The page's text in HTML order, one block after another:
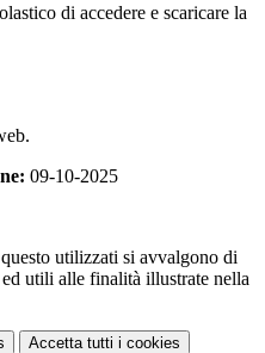
di accedere e scaricare la
09-10-2025
utilizzati si avvalgono di
utili alle finalità illustrate nella
Accetta tutti i cookies